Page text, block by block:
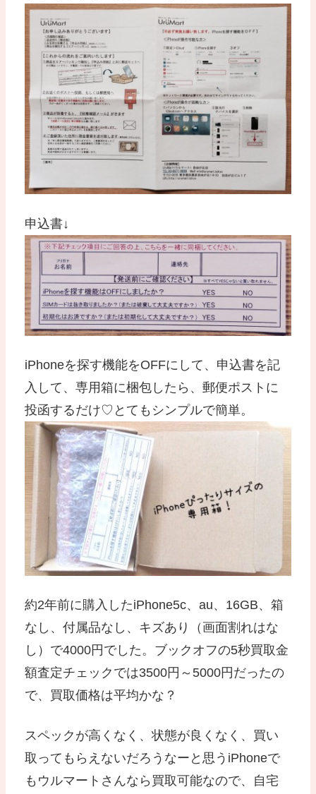
申込書↓
iPhoneを探す機能をOFFにして、申込書を記
入して、専用箱に梱包したら、郵便ポストに
投函するだけ♡とてもシンプルで簡単。
約2年前に購入したiPhone5c、au、16GB、箱
なし、付属品なし、キズあり（画面割れはな
し）で4000円でした。ブックオフの5秒買取金
額査定チェックでは3500円～5000円だったの
で、買取価格は平均かな？
スペックが高くなく、状態が良くなく、買い
取ってもらえないだろうなーと思うiPhoneで
もウルマートさんなら買取可能なので、自宅